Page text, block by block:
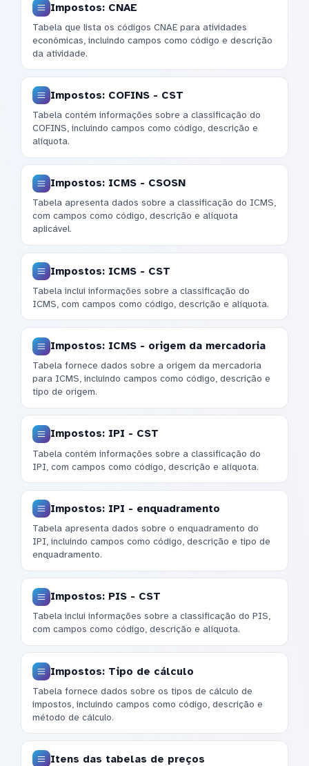
Impostos: CNAE
Tabela que lista os códigos CNAE para atividades
econômicas, incluindo campos como código e descrição
da atividade.
Impostos: COFINS - CST
Tabela contém informações sobre a classificação do
COFINS, incluindo campos como código, descrição e
alíquota.
Impostos: ICMS - CSOSN
Tabela apresenta dados sobre a classificação do ICMS,
com campos como código, descrição e alíquota
aplicável.
Impostos: ICMS - CST
Tabela inclui informações sobre a classificação do
ICMS, com campos como código, descrição e alíquota.
Impostos: ICMS - origem da mercadoria
Tabela fornece dados sobre a origem da mercadoria
para ICMS, incluindo campos como código, descrição e
tipo de origem.
Impostos: IPI - CST
Tabela contém informações sobre a classificação do
IPI, com campos como código, descrição e alíquota.
Impostos: IPI - enquadramento
Tabela apresenta dados sobre o enquadramento do
IPI, incluindo campos como código, descrição e tipo de
enquadramento.
Impostos: PIS - CST
Tabela inclui informações sobre a classificação do PIS,
com campos como código, descrição e alíquota.
Impostos: Tipo de cálculo
Tabela fornece dados sobre os tipos de cálculo de
impostos, incluindo campos como código, descrição e
método de cálculo.
Itens das tabelas de preços